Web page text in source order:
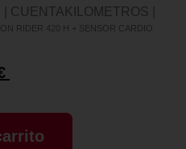
| CUENTAKILOMETROS |
RIDER 420 H + SENSOR CARDIO